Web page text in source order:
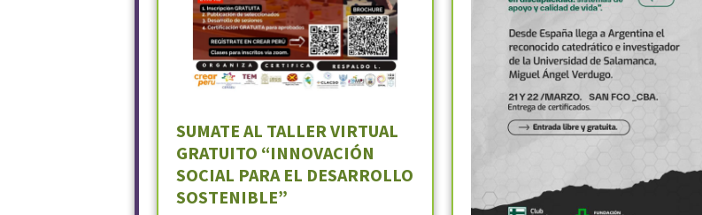
SUMATE AL TALLER VIRTUAL
GRATUITO “INNOVACIÓN
SOCIAL PARA EL DESARROLLO
SOSTENIBLE”